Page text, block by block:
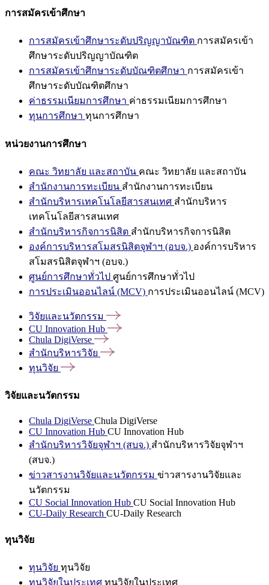
การสมัครเข้าศึกษา
การสมัครเข้าศึกษาระดับปริญญาบัณฑิต การสมัครเข้า
ศึกษาระดับปริญญาบัณฑิต
การสมัครเข้าศึกษาระดับบัณฑิตศึกษา การสมัครเข้า
ศึกษาระดับบัณฑิตศึกษา
ค่าธรรมเนียมการศึกษา ค่าธรรมเนียมการศึกษา
ทุนการศึกษา ทุนการศึกษา
หน่วยงานการศึกษา
คณะ วิทยาลัย และสถาบัน คณะ วิทยาลัย และสถาบัน
สำนักงานการทะเบียน สำนักงานการทะเบียน
สำนักบริหารเทคโนโลยีสารสนเทศ สำนักบริหาร
เทคโนโลยีสารสนเทศ
สำนักบริหารกิจการนิสิต สำนักบริหารกิจการนิสิต
องค์การบริหารสโมสรนิสิตจุฬาฯ (อบจ.) องค์การบริหาร
สโมสรนิสิตจุฬาฯ (อบจ.)
ศูนย์การศึกษาทั่วไป ศูนย์การศึกษาทั่วไป
การประเมินออนไลน์ (MCV) การประเมินออนไลน์ (MCV)
วิจัยและนวัตกรรม
CU Innovation Hub
Chula DigiVerse
สำนักบริหารวิจัย
ทุนวิจัย
วิจัยและนวัตกรรม
Chula DigiVerse Chula DigiVerse
CU Innovation Hub CU Innovation Hub
สำนักบริหารวิจัยจุฬาฯ (สบจ.) สำนักบริหารวิจัยจุฬาฯ
(สบจ.)
ข่าวสารงานวิจัยและนวัตกรรม ข่าวสารงานวิจัยและ
นวัตกรรม
CU Social Innovation Hub CU Social Innovation Hub
CU-Daily Research CU-Daily Research
ทุนวิจัย
ทุนวิจัย ทุนวิจัย
ทุนวิจัยในประเทศ ทุนวิจัยในประเทศ